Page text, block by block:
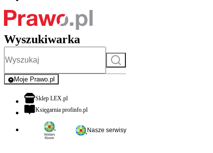
Wyszukiwarka
Szukaj
Moje Prawo.pl
- rejestracja i logowanie do serwisu
Sklep LEX.plotwiera się w nowej karcie
Księgarnia profinfo.plotwiera się w nowej karcie
Nasze serwisy